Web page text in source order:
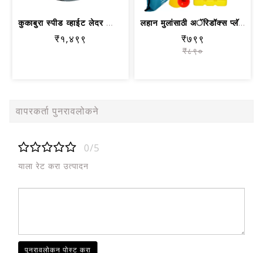
कुकाबुरा स्पीड व्हाईट लेदर क्रिकेट बॉल
₹१,४९९
लहान मुलांसाठी अॅरिडॉक्स प्लॅस्टिक क्...
₹७९९
₹८९०
वापरकर्ता पुनरावलोकने
0/5
याला रेट करा उत्पादन
पुनरावलोकन पोस्ट करा